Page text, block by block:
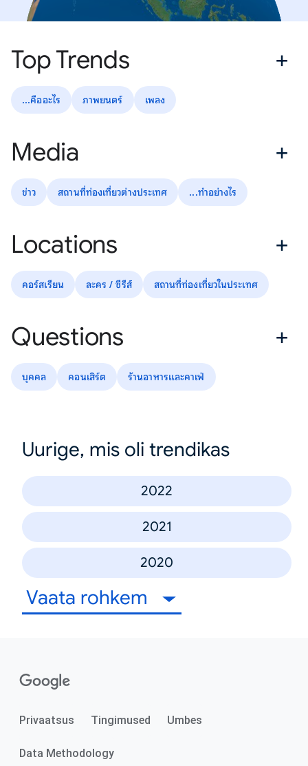
Top Trends
...คืออะไร ภาพยนตร์ เพลง
Media
ข่าว สถานที่ท่องเที่ยวต่างประเทศ ...ทำอย่างไร
Locations
คอร์สเรียน ละคร / ซีรีส์ สถานที่ท่องเที่ยวในประเทศ
Questions
บุคคล คอนเสิร์ต ร้านอาหารและคาเฟ่
Uurige, mis oli trendikas
2022
2021
2020
Vaata rohkem
Privaatsus Tingimused Umbes
Data Methodology